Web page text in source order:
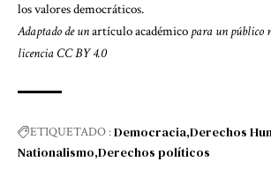
los valores democráticos.
Adaptado de unartículo académico para un público
licencia CC BY 4.0
ETIQUETADO :Democracia Derechos
Nationalismo Derechos políticos